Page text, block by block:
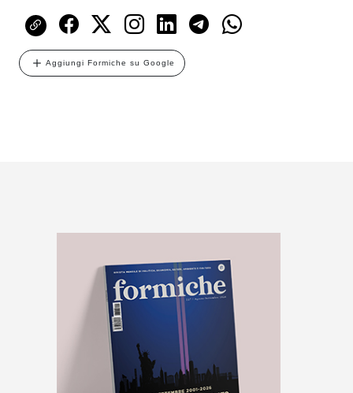
Aggiungi Formiche su Google